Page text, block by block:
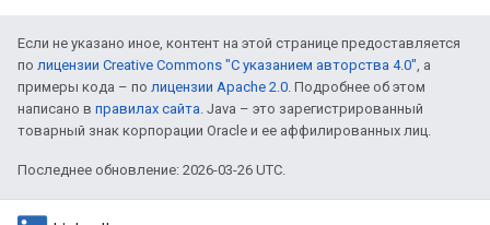
Если не указано иное, контент на этой странице предоставляется
по лицензии Creative Commons "С указанием авторства 4.0", а
примеры кода – по лицензии Apache 2.0. Подробнее об этом
написано в правилах сайта. Java – это зарегистрированный
товарный знак корпорации Oracle и ее аффилированных лиц.
Последнее обновление: 2026-03-26 UTC.